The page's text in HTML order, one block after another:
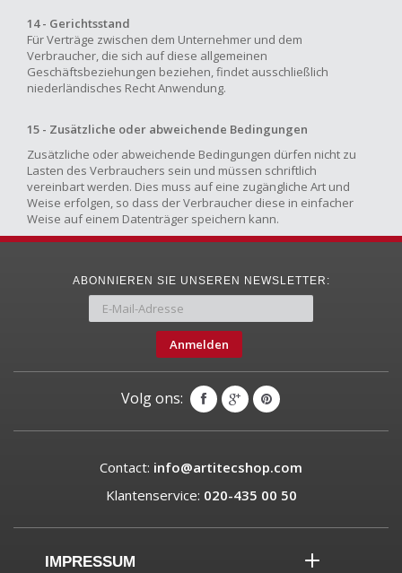
14 - Gerichtsstand
Für Verträge zwischen dem Unternehmer und dem
Verbraucher, die sich auf diese allgemeinen
Geschäftsbeziehungen beziehen, findet ausschließlich
niederländisches Recht Anwendung.
15 - Zusätzliche oder abweichende Bedingungen
Zusätzliche oder abweichende Bedingungen dürfen nicht zu
Lasten des Verbrauchers sein und müssen schriftlich
vereinbart werden. Dies muss auf eine zugängliche Art und
Weise erfolgen, so dass der Verbraucher diese in einfacher
Weise auf einem Datenträger speichern kann.
ABONNIEREN SIE UNSEREN NEWSLETTER:
Anmelden
Volg ons:
Contact: info@artitecshop.com
Klantenservice: 020-435 00 50
IMPRESSUM